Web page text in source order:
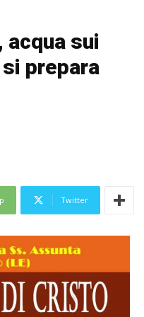
acqua sui
prepara
Twitter